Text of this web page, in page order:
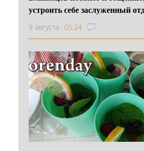
устроить себе заслуженный
9 августа 05:24